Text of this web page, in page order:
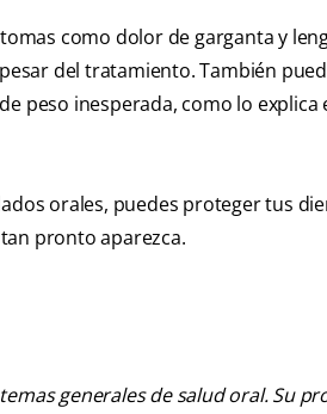
como dolor de garganta y
del tratamiento. También
peso inesperada, como lo explica
orales, puedes proteger tus
pronto aparezca.
generales de salud oral. Su